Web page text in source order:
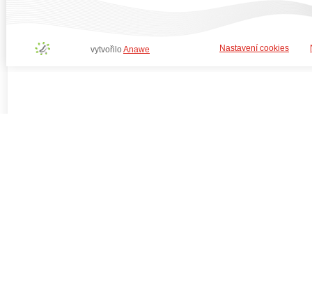
vytvořilo Anawe Nastavení cookies